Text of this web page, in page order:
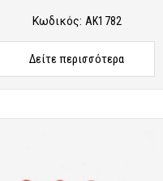
Κωδικός: AK1782
Δείτε περισσότερα